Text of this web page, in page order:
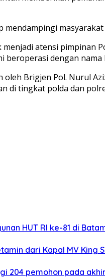
mendampingi
atensi pimpinan
beroperasi dengan
Brigjen Pol. Nurul
di tingkat polda dan
HUT RI ke-81 di
dari Kapal MV King
204 pemohon pada